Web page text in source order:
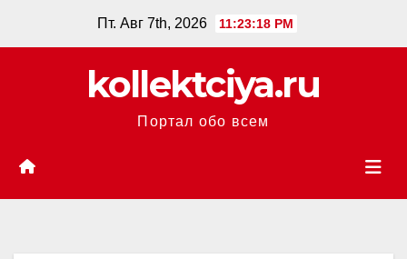
Пт. Авг 7th, 2026 11:23:19 PM
kollektciya.ru
Портал обо всем